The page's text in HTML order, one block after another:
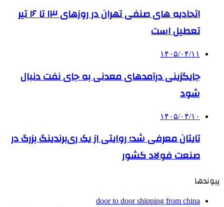
اتحادیه های صنفی تهران در روزهای ۱۳ تا ۱۶ تیر
تعطیل است
۱۴۰۵/۰۴/۱۱
جایگزینی درآمدهای معدنی به جای نفت دنبال
شود
۱۴۰۵/۰۴/۱۰
تایتان معرفی شد؛ روایتی از یک ری‌برندینگ بزرگ در
صنعت فولاد کشور
پیوندها
door to door shipping from china